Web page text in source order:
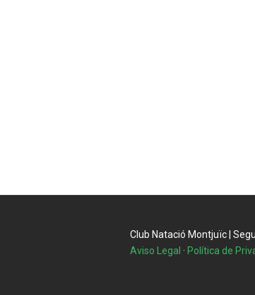
Club Natació Montjuïc |
Aviso Legal ·Política de